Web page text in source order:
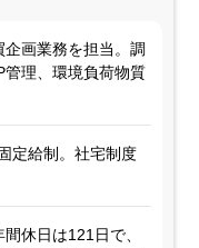
画業務を担当。調
管理、環境負荷物質
定給制。社宅制度
休日は121日で、